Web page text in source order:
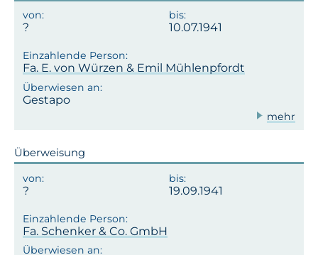
10.07.1941
Fa. E. von Würzen & Emil Mühlenpfordt
Gestapo
mehr
Überweisung
19.09.1941
Fa. Schenker & Co. GmbH